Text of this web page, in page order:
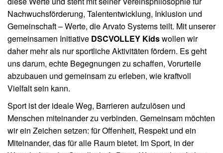
Nachwuchsförderung, Talententwicklung, Inklusion und
Gemeinschaft – Werte, die Arvato Systems teilt. Mit unserer
gemeinsamen Initiative DSCVOLLEY Kidswollen wir
daher mehr als nur sportliche Aktivitäten fördern. Es geht
uns darum, echte Begegnungen zu schaffen, Vorurteile
abzubauen und gemeinsam zu erleben, wie kraftvoll
Vielfalt sein kann.
Sport ist der ideale Weg, Barrieren aufzulösen und
Menschen miteinander zu verbinden. Gemeinsam möchten
wir ein Zeichen setzen: für Offenheit, Respekt und ein
Miteinander, das für alle Raum bietet. Im Sport, in der